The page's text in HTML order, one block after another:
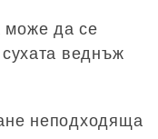
може да се
веднъж
неподходяща